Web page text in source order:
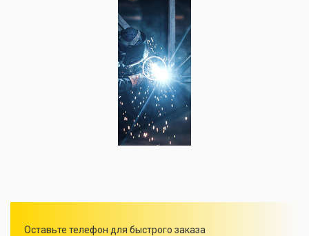
Оставьте телефон для быстрого заказа